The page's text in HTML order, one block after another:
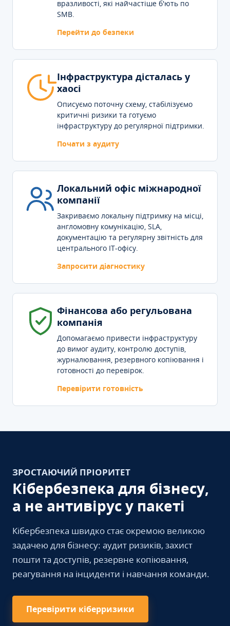
вразливості, які найчастіше б'ють по
SMB.
Перейти до безпеки
Інфраструктура дісталась у
хаосі
Описуємо поточну схему, стабілізуємо
критичні ризики та готуємо
інфраструктуру до регулярної підтримки.
Почати з аудиту
Локальний офіс міжнародної
компанії
Закриваємо локальну підтримку на місці,
англомовну комунікацію, SLA,
документацію та регулярну звітність для
центрального IT-офісу.
Запросити діагностику
Фінансова або регульована
компанія
Допомагаємо привести інфраструктуру
до вимог аудиту, контролю доступів,
журналювання, резервного копіювання і
готовності до перевірок.
Перевірити готовність
ЗРОСТАЮЧИЙ ПРІОРИТЕТ
Кібербезпека для бізнесу,
а не антивірус у пакеті
Кібербезпека швидко стає окремою великою
задачею для бізнесу: аудит ризиків, захист
пошти та доступів, резервне копіювання,
реагування на інциденти і навчання команди.
Перевірити кіберризики